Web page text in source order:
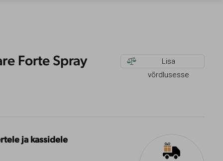

Lisa
võrdlusesse
Forte Spray
ja kassidele